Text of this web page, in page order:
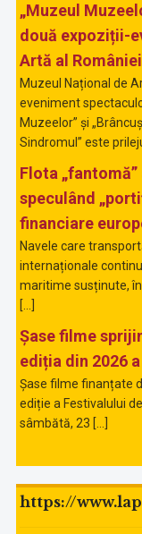
„Muzeul
două expoziții-
Artă al României
Muzeul Național de
eveniment
Muzeelor” și
Sindromul” este
Flota
speculând
financiare
Navele care
internaționale
maritime susținute,
[…]
Șase filme
ediția din 2026
Șase filme finanțate
ediție a Festivalului
sâmbătă, 23 […]
https://